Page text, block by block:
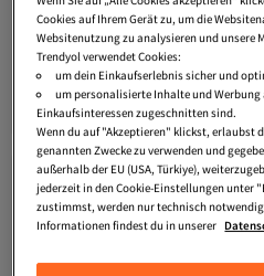
adidas
Grand Court Cloudfoam
Lifestyle Court Komfortschuhe
4.3 (256)
Versand Kostenlos
Gratis Versand
Versand Kostenlos
55,01€
Cookies auf Ihrem Gerät zu, um die
Websitenutzung zu analysieren und unsere
Trendyol verwendet Cookies:
um dein Einkaufserlebnis sicher und
um personalisierte Inhalte und Werbung
Einkaufsinteressen zugeschnitten sind.
Wenn du auf "Akzeptieren" klickst, erlaubst
genannten Zwecke zu verwenden und
außerhalb der EU (USA, Türkiye),
jederzeit in den Cookie-Einstellungen unter
zustimmst, werden nur technisch
Informationen findest du in unserer